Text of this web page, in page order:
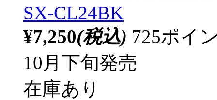
SX-CL24BK
¥7,250(税込) 725ポイ
10月下旬発売
在庫あり